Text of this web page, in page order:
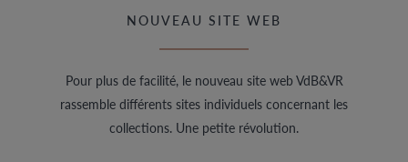
NOUVEAU SITE WEB
Pour plus de facilité, le nouveau site web VdB&VR
rassemble différents sites individuels concernant les
collections. Une petite révolution.